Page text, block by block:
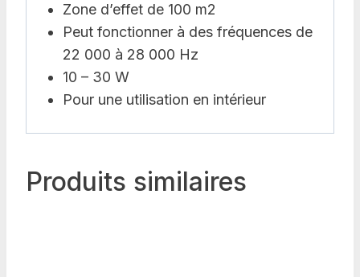
Zone d’effet de 100 m2
Peut fonctionner à des fréquences de
22 000 à 28 000 Hz
10 – 30 W
Pour une utilisation en intérieur
Produits similaires